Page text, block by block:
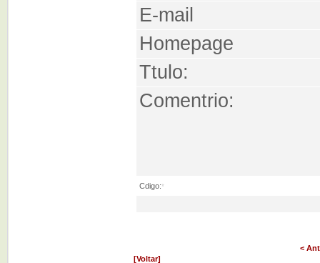
E-mail
Homepage
Ttulo:
Comentrio:
Cdigo:*
<
[Voltar]